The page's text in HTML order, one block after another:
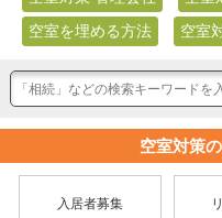
空室を埋める方法
空室
空室対策
入居者募集